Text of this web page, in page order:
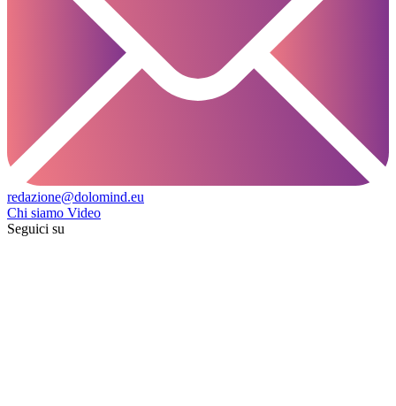
redazione@dolomind.eu
Chi siamo Video
Seguici su